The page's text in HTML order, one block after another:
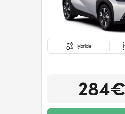
Hybride
284€